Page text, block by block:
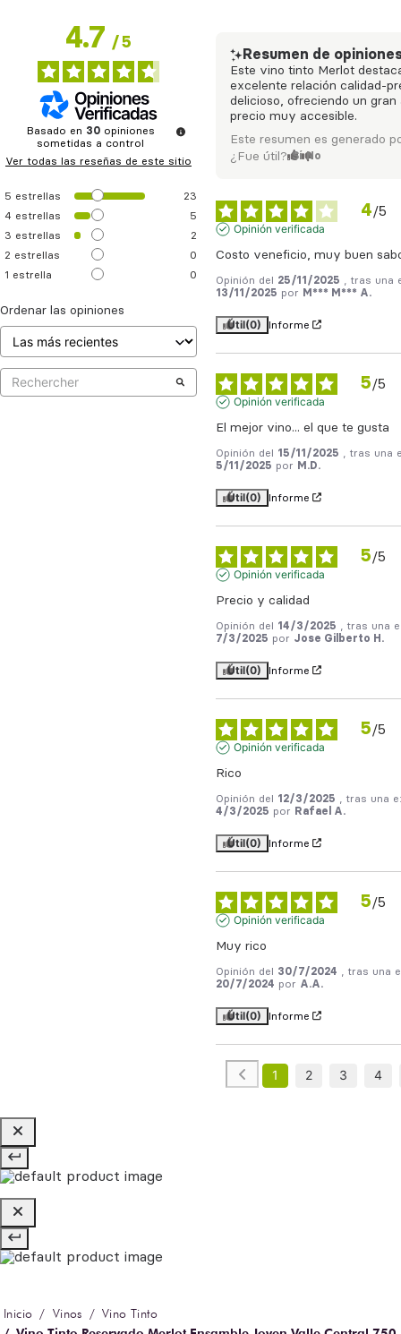
4.7/5
Basado en 30 opiniones
sometidas a control
Ver todas las reseñas de este sitio
5 estrellas
23
4 estrellas
5
3 estrellas
2
2 estrellas
0
1 estrella 0
Ordenar las opiniones
Resumen de
Este vino tinto Merlot
excelente relación calidad-
delicioso, ofreciendo un gran
precio muy accesible.
Este resumen es generado
¿Fue útil? Sí No
4/5
Opinión verificada
Costo veneficio, muy buen
Opinión del 25/11/2025
, tras una
13/11/2025 por M*** M*** A.
Útil(0) Informe
5/5
Opinión verificada
El mejor vino... el que te gusta
Opinión del 15/11/2025
, tras una
5/11/2025 por M.D.
Útil(0) Informe
5/5
Opinión verificada
Precio y calidad
Opinión del 14/3/2025
, tras una
7/3/2025 por Jose Gilberto H.
Útil(0) Informe
5/5
Opinión verificada
Rico
Opinión del 12/3/2025
, tras una
4/3/2025 por Rafael A.
Útil(0) Informe
5/5
Opinión verificada
Muy rico
Opinión del 30/7/2024
, tras una
20/7/2024 por A.A.
Útil(0) Informe
1 2 3 4
Vinos
Vino Tinto